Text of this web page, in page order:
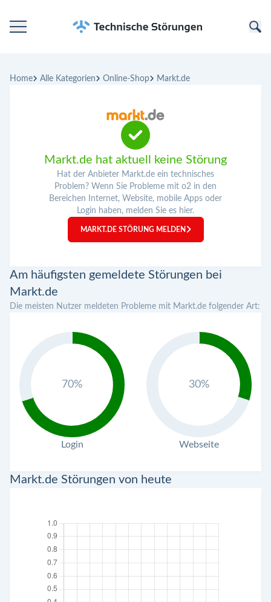
Kategorien
Home Alle Kategorien Online-Shop Markt.de
Markt.de hat aktuell keine Störung
Hat der Anbieter Markt.de ein technisches
Problem? Wenn Sie Probleme mit o2 in den
Bereichen Internet, Website, mobile Apps oder
Login haben, melden Sie es hier.
MARKT.DE STÖRUNG MELDEN
Am häufigsten gemeldete Störungen bei
Markt.de
Die meisten Nutzer meldeten Probleme mit Markt.de folgender Art:
70%
Login
30%
Webseite
Markt.de Störungen von heute